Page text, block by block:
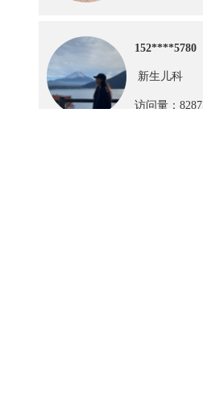
152****5780
新生儿科
访问量：8287